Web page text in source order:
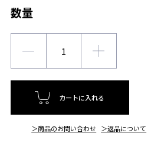
数量
カートに入れる
＞商品のお問い合わせ ＞返品について